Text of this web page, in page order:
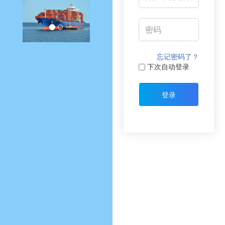
忘记密码了？
下次自动登录
登录